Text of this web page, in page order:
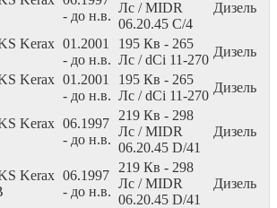
- до н.в.
Лс / MIDR
06.20.45 C/4
Дизель
Kerax 01.2001
- до н.в.
195 Кв - 265
Лс / dCi 11-270
Дизель
Kerax 01.2001
- до н.в.
195 Кв - 265
Лс / dCi 11-270
Дизель
Kerax 06.1997
- до н.в.
219 Кв - 298
Лс / MIDR
06.20.45 D/41
Дизель
Kerax 06.1997
- до н.в.
219 Кв - 298
Лс / MIDR
06.20.45 D/41
Дизель